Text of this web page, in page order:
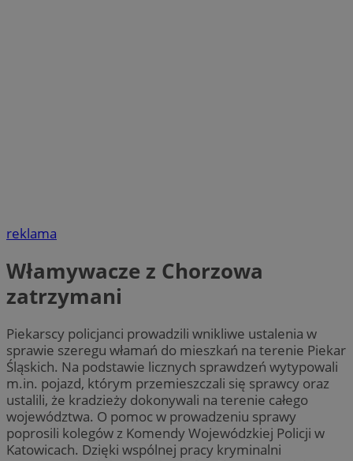
reklama
Włamywacze z Chorzowa
zatrzymani
Piekarscy policjanci prowadzili wnikliwe ustalenia w
sprawie szeregu włamań do mieszkań na terenie Piekar
Śląskich. Na podstawie licznych sprawdzeń wytypowali
m.in. pojazd, którym przemieszczali się sprawcy oraz
ustalili, że kradzieży dokonywali na terenie całego
województwa. O pomoc w prowadzeniu sprawy
poprosili kolegów z Komendy Wojewódzkiej Policji w
Katowicach. Dzięki wspólnej pracy kryminalni